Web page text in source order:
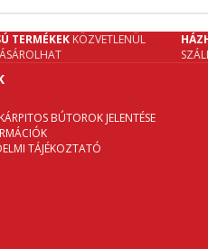
TERMÉKEK KÖZVETLENÜL
BÚTOROK JELENTÉSE
TÁJÉKOZTATÓ